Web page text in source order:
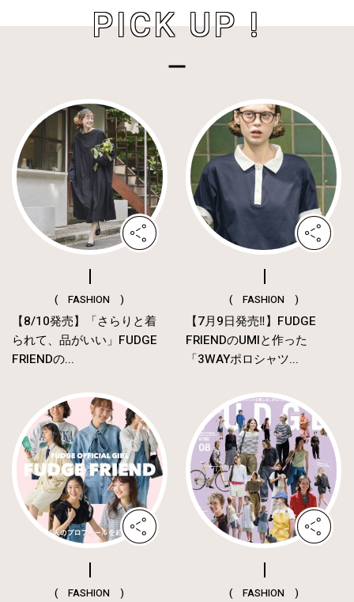
PICK UP !
( FASHION )
【8/10発売】「さらりと着
られて、品がいい」FUDGE
FRIENDの...
( FASHION )
【7月9日発売‼︎】FUDGE
FRIENDのUMIと作った
「3WAYポロシャツ...
( FASHION ) ( FASHION )